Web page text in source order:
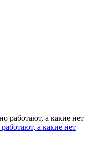
а какие нет